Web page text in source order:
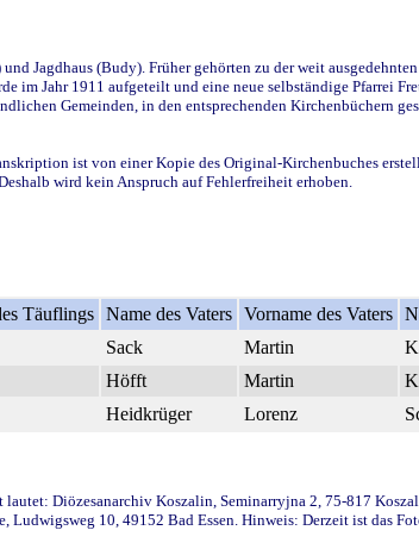
Jagdhaus (Budy). Früher gehörten zu der weit
im Jahr 1911 aufgeteilt und eine neue selbständige Pfarrei
Gemeinden, in den entsprechenden Kirchenbüchern
ist von einer Kopie des Original-Kirchenbuches
wird kein Anspruch auf Fehlerfreiheit erhoben.
Täuflings Name des Vaters Vorname des Vaters
Sack Martin
Höfft Martin
Heidkrüger Lorenz
Diözesanarchiv Koszalin, Seminarryjna 2, 75-817
10, 49152 Bad Essen. Hinweis: Derzeit ist das